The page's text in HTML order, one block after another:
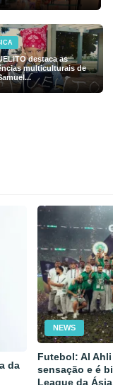
destaca as
multiculturais de
da
NEWS
Futebol: Al
sensação e é
League da Ásia